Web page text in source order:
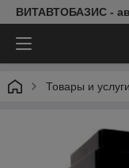
ВИТАВТОБАЗИС -
Товары и услуги